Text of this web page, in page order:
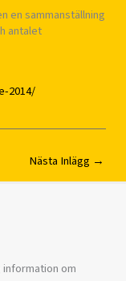
en sammanställning
antalet
2014/
Nästa Inlägg →
om